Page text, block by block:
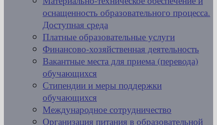
оснащенность образовательного процесса.
Доступная среда
Платные образовательные услуги
Финансово-хозяйственная деятельность
Вакантные места для приема (перевода)
обучающихся
Стипендии и меры поддержки
обучающихся
Международное сотрудничество
Организация питания в образовательной